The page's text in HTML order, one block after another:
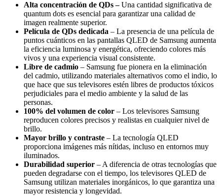
Alta concentración de QDs –Una cantidad significativa de
quantum dots es esencial para garantizar una calidad de
imagen realmente superior.
Película de QDs dedicada – La presencia de una película de
puntos cuánticos en las pantallas QLED de Samsung aumenta
la eficiencia luminosa y energética, ofreciendo colores más
vivos y una experiencia visual consistente.
Libre de cadmio – Samsung fue pionera en la eliminación
del cadmio, utilizando materiales alternativos como el indio, lo
que hace que sus televisores estén libres de productos tóxicos
perjudiciales para el medio ambiente y la salud de las
personas.
100% del volumen de color – Los televisores Samsung
reproducen colores precisos y realistas en cualquier nivel de
brillo.
Mayor brillo y contraste – La tecnología QLED
proporciona imágenes más nítidas, incluso en entornos muy
iluminados.
Durabilidad superior – A diferencia de otras tecnologías que
pueden degradarse con el tiempo, los televisores QLED de
Samsung utilizan materiales inorgánicos, lo que garantiza una
mayor resistencia y longevidad.